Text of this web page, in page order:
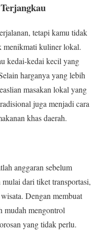
tetapi kamu tidak
menikmati kuliner lokal.
kedai-kedai kecil yang
harganya yang lebih
masakan lokal yang
juga menjadi cara
khas daerah.
anggaran sebelum
dari tiket transportasi,
Dengan membuat
mudah mengontrol
yang tidak perlu.